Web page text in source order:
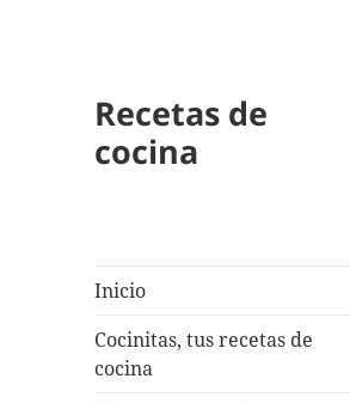
Recetas de
cocina
Inicio
Cocinitas, tus recetas de
cocina